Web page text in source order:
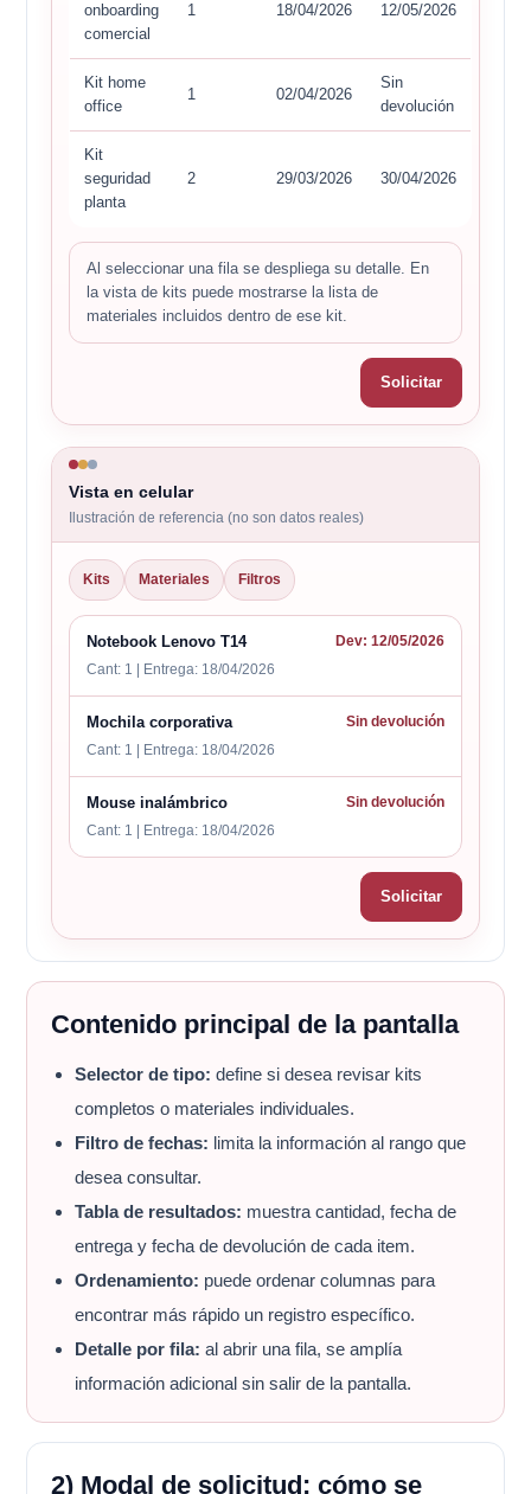
onboarding
comercial
1 18/04/2026 12/05/2026
Kit home
office
1 02/04/2026
Sin
devolución
Kit
seguridad
planta
2 29/03/2026 30/04/2026
Al seleccionar una fila se despliega su detalle. En
la vista de kits puede mostrarse la lista de
materiales incluidos dentro de ese kit.
Solicitar
Vista en celular
Ilustración de referencia (no son datos reales)
Kits Materiales Filtros
Notebook Lenovo T14
Cant: 1 | Entrega: 18/04/2026
Dev: 12/05/2026
Mochila corporativa
Cant: 1 | Entrega: 18/04/2026
Sin devolución
Mouse inalámbrico
Cant: 1 | Entrega: 18/04/2026
Sin devolución
Solicitar
Contenido principal de la pantalla
Selector de tipo: define si desea revisar kits
completos o materiales individuales.
Filtro de fechas: limita la información al rango que
desea consultar.
Tabla de resultados: muestra cantidad, fecha de
entrega y fecha de devolución de cada item.
Ordenamiento: puede ordenar columnas para
encontrar más rápido un registro específico.
Detalle por fila: al abrir una fila, se amplía
información adicional sin salir de la pantalla.
2) Modal de solicitud: cómo se